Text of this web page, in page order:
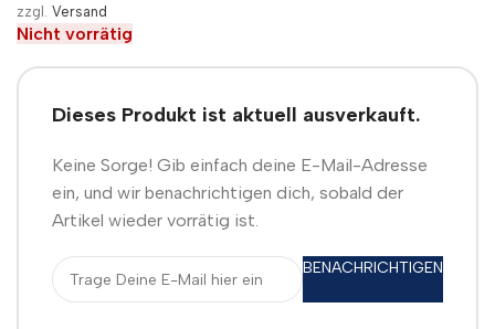
zzgl. Versand
Nicht vorrätig
Dieses Produkt ist aktuell ausverkauft.
Keine Sorge! Gib einfach deine E-Mail-Adresse
ein, und wir benachrichtigen dich, sobald der
Artikel wieder vorrätig ist.
BENACHRICHTIGEN